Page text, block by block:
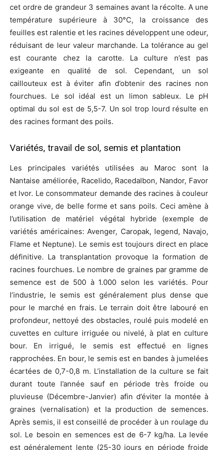
cet ordre de grandeur 3 semaines avant la récolte. A une
température supérieure à 30°C, la croissance des
feuilles est ralentie et les racines développent une odeur,
réduisant de leur valeur marchande. La tolérance au gel
est courante chez la carotte. La culture n’est pas
exigeante en qualité de sol. Cependant, un sol
caillouteux est à éviter afin d’obtenir des racines non
fourchues. Le sol idéal est un limon sableux. Le pH
optimal du sol est de 5,5-7. Un sol trop lourd résulte en
des racines formant des poils.
Variétés, travail de sol, semis et plantation
Les principales variétés utilisées au Maroc sont la
Nantaise améliorée, Racelido, Racedalbon, Nandor, Favor
et Ivor. Le consommateur demande des racines à couleur
orange vive, de belle forme et sans poils. Ceci amène à
l’utilisation de matériel végétal hybride (exemple de
variétés américaines: Avenger, Caropak, legend, Navajo,
Flame et Neptune). Le semis est toujours direct en place
définitive. La transplantation provoque la formation de
racines fourchues. Le nombre de graines par gramme de
semence est de 500 à 1.000 selon les variétés. Pour
l’industrie, le semis est généralement plus dense que
pour le marché en frais. Le terrain doit être labouré en
profondeur, nettoyé des obstacles, roulé puis modelé en
cuvettes en culture irriguée ou nivelé, à plat en culture
bour. En irrigué, le semis est effectué en lignes
rapprochées. En bour, le semis est en bandes à jumelées
écartées de 0,7-0,8 m. L’installation de la culture se fait
durant toute l’année sauf en période très froide ou
pluvieuse (Décembre-Janvier) afin d’éviter la montée à
graines (vernalisation) et la production de semences.
Après semis, il est conseillé de procéder à un roulage du
sol. Le besoin en semences est de 6-7 kg/ha. La levée
est généralement lente (25-30 jours en période froide